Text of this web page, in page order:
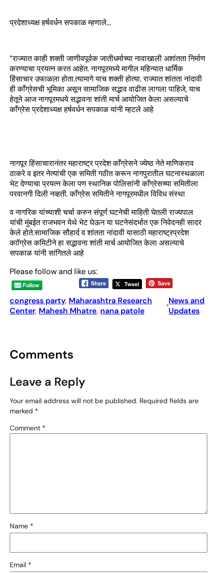
प्रदेशाध्यक्ष हर्षवर्धन सपकाळ म्हणाले…
”राज्यात काही शक्ती जाणीवपूर्वक जातीधर्माच्या नावाखाली अशांतता निर्माण
करण्याचा प्रयत्न करत आहेत. नागपूरमध्ये मागील महिन्यात धार्मिक
हिंसाचार उफाळला होता.त्यामागे याच शक्ती होत्या. राज्यात शांतता नांदावी
ही काँग्रेसची भूमिका असून सामाजिक सद्भाव वाढीस लागला पाहिजे, याच
हेतूने आज नागपूरमधये सद्भावना शांती मार्च आयोजित केला असल्याचे
काँग्रेस प्रदेशाध्यक्ष हर्षवर्धन सपकाळ यांनी म्हटले आहे
नागपूर हिंसाचारानंतर महाराष्ट्र प्रदेश काँग्रेसने ज्येष्ठ नेते माणिकराव
ठाकरे व इतर नेत्यांची एक समिती गठीत करून नागपुरातील घटनास्थळाला
भेट देण्याचा प्रयत्न केला पण स्थानिक पोलिसांनी काँग्रेसच्या समितीला
परवानगी दिली नव्हती. काँग्रेस समितीने नागपूरमधील विविध संस्था
व नागरिक यांच्याशी चर्चा करुन संपूर्ण घटनेची माहिती घेतली राज्यपाल
यांची मुंबईत राजभवन येथे भेट घेऊन या घटनेसंदर्भात एक निवेदनही सादर
केले होते.सामाजिक सौहार्द व शांतता नांदावी यासाठी महाराष्ट्रप्रदेश
काॉग्रेस कमिटीने हा सद्भावना शांती मार्च आयोजित केला असल्याचे
सपकाळ यांनी सांगितले आहे
Please follow and like us:
congress party, Maharashtra Research
Center, Mahesh Mhatre, nana patole
•News and
Updates
Comments
Leave a Reply
Your email address will not be published. Required fields are
marked *
Comment *
Name *
Email *